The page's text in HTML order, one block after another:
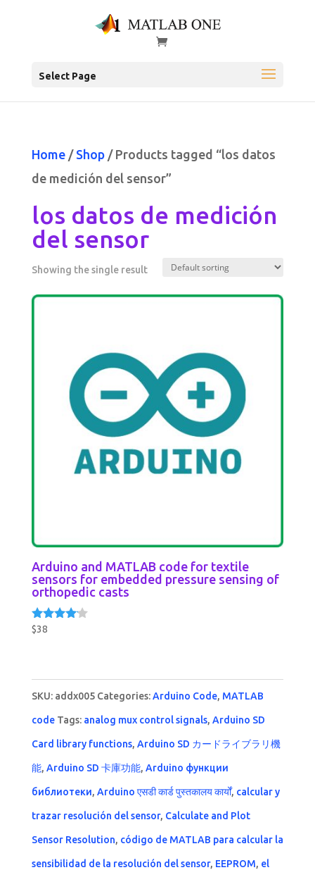
Select Page
Home/ Shop/ Products tagged “los datos
de medición del sensor”
los datos de medición
del sensor
Showing the single result
Arduino and MATLAB code for textile
sensors for embedded pressure sensing of
orthopedic casts
Rated
$38
SKU: addx005 Categories:Arduino Code, MATLAB
code Tags: analog mux control signals, Arduino SD
Card library functions, Arduino SD カードライブラリ機
能, Arduino SD 卡庫功能, Arduino функции
библиотеки, Arduino एसडी कार्ड पुस्तकालय कार्यों, calcular y
trazar resolución del sensor, Calculate and Plot
Sensor Resolution, código de MATLAB para calcular la
sensibilidad de la resolución del sensor, EEPROM, el